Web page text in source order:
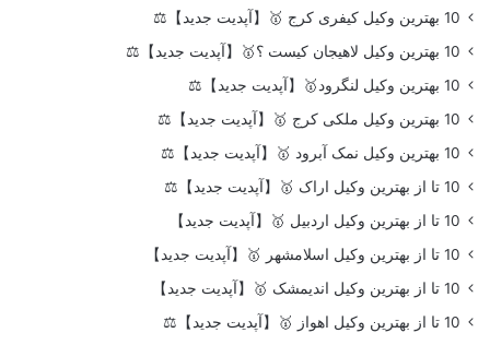
10 بهترین وکیل کیفری کرج 🥇【آپدیت جدید】⚖️
10 بهترین وکیل لاهیجان کیست ؟🥇【آپدیت جدید】⚖️
10 بهترین وکیل لنگرود🥇【آپدیت جدید】⚖️
10 بهترین وکیل ملکی کرج 🥇【آپدیت جدید】⚖️
10 بهترین وکیل نمک آبرود 🥇【آپدیت جدید】⚖️
10 تا از بهترین وکیل اراک 🥇【آپدیت جدید】⚖️
10 تا از بهترین وکیل اردبیل 🥇【آپدیت جدید】
10 تا از بهترین وکیل اسلامشهر 🥇【آپدیت جدید】
10 تا از بهترین وکیل اندیمشک 🥇【آپدیت جدید】
10 تا از بهترین وکیل اهواز 🥇【آپدیت جدید】⚖️